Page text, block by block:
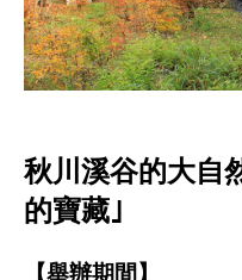
秋川溪谷的大自
的寶藏｣
【舉辦期間】